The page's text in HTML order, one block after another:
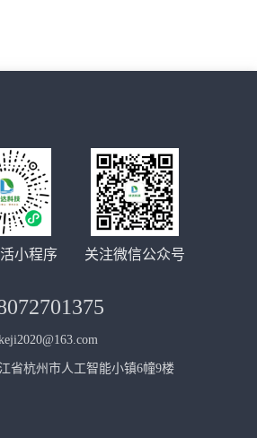
小程序 关注微信公众号
省杭州市人工智能小镇6幢9楼